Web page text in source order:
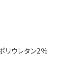
ウレタン2％